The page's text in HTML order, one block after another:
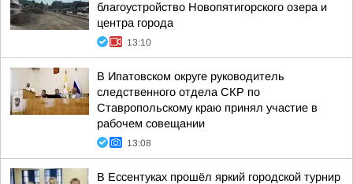
благоустройство Новопятигорского озера и
центра города
13:10
В Ипатовском округе руководитель
следственного отдела СКР по
Ставропольскому краю принял участие в
рабочем совещании
13:08
В Ессентуках прошёл яркий городской турнир